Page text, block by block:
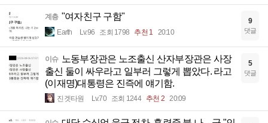
계층 "여자친구 구함"
Earth Lv.96 조회 1798 추천 1 20:10
9
댓글
이슈 노동부장관은 노조출신 산자부장관은 사장
출신 둘이 싸우라고 일부러 그렇게 뽑았다. 라고
(이재명)대통령은 진즉에 얘기함.
진겟타원 Lv.70 조회 1244 추천 2 20:09
5
댓글